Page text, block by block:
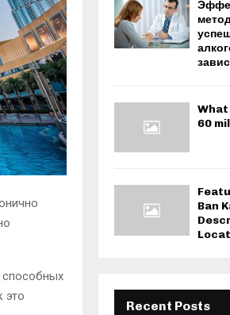
способных
это
60
Ban
Recent Posts